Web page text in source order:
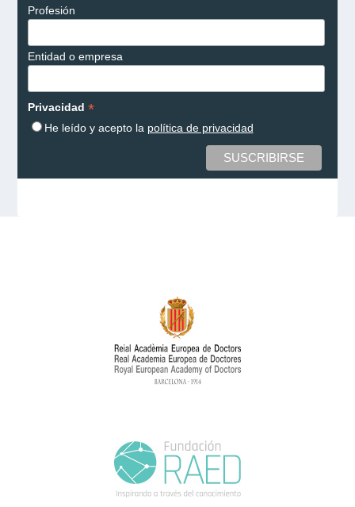
Profesión
Entidad o empresa
Privacidad *
He leído y acepto la política de privacidad